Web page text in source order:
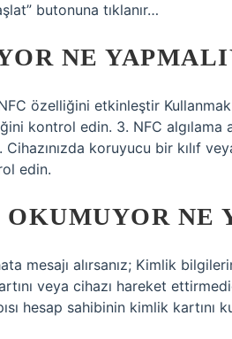
butonuna tıklanır…
NE
özelliğini etkinleştir
kontrol edin. 3. NFC algılama
Cihazınızda koruyucu bir kılıf
edin.
NE
mesajı alırsanız; Kimlik
veya cihazı hareket
hesap sahibinin kimlik kartını